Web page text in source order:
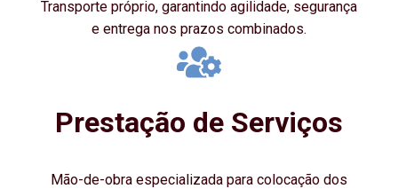
Transporte próprio, garantindo agilidade, segurança
e entrega nos prazos combinados.
Prestação de Serviços
Mão-de-obra especializada para colocação dos